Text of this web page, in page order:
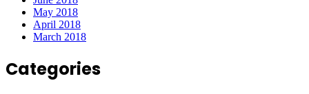
May 2018
April 2018
March 2018
Categories